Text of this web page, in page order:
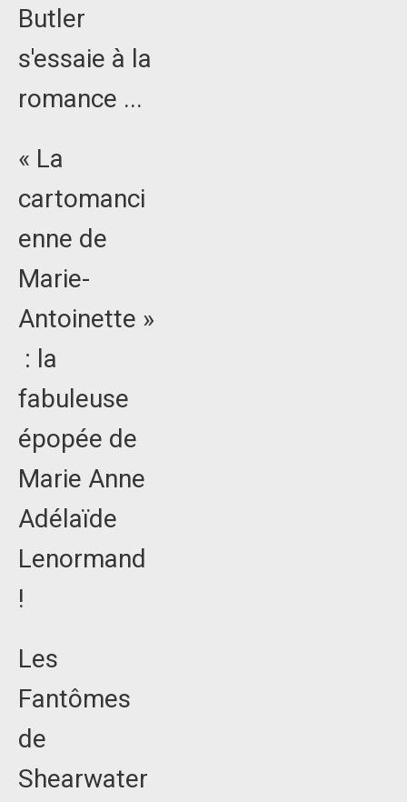
Butler
s'essaie à la
romance ...
« La
cartomanci
enne de
Marie-
Antoinette »
: la
fabuleuse
épopée de
Marie Anne
Adélaïde
Lenormand
!
Les
Fantômes
de
Shearwater